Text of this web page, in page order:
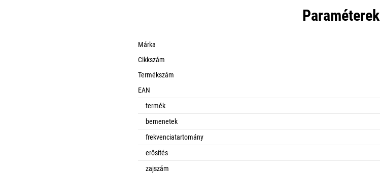
Paraméterek
Márka
Cikkszám
Termékszám
EAN
termék
bemenetek
frekvenciatartomány
erősítés
zajszám